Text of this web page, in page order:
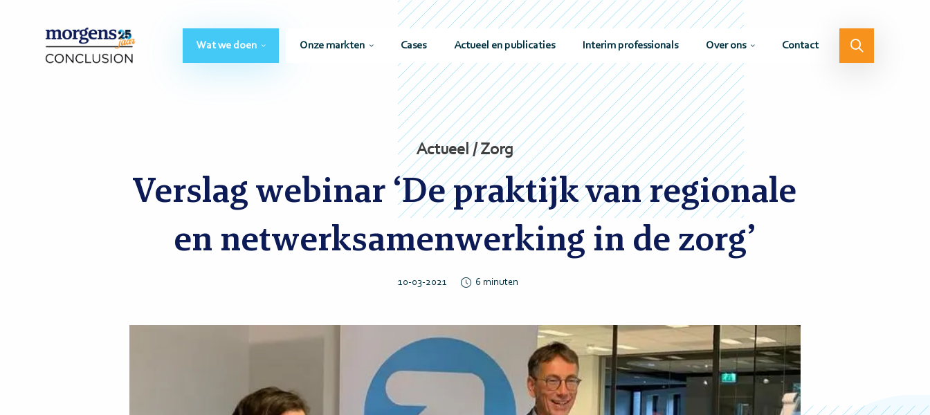
Wat we doen Onze markten Cases Actueel en publicaties Interim professionals Over ons Contact
Actueel / Zorg
Verslag webinar ‘De praktijk van regionale
en netwerksamenwerking in de zorg’
10-03-2021 6 minuten